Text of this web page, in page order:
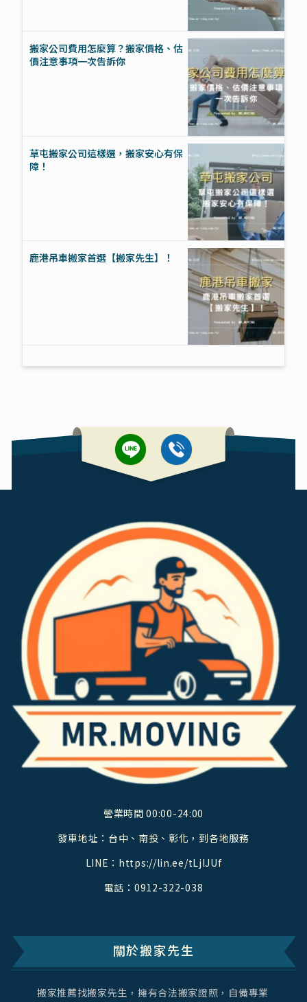
搬家公司費用怎麼算？搬家價格、估
價注意事項一次告訴你
草屯搬家公司這樣選，搬家安心有保
障！
鹿港吊車搬家首選【搬家先生】！
關於搬家先生
搬家推薦找搬家先生，擁有合法搬家證照，自備專業
營業時間 00:00-24:00
發車地址：台中、南投、彰化，到各地服務
LINE： https://lin.ee/tLjIJUf
電話： 0912-322-038